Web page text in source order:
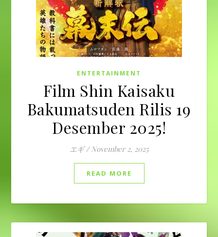
ENTERTAINMENT
Film Shin Kaisaku
Bakumatsuden Rilis 19
Desember 2025!
エギ / November 2, 2025
READ MORE